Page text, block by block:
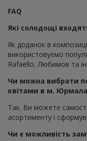
FAQ
Які солодощі
Як доданок в
використовуємо
Rafaello, Любимов та
Чи можна вибрати
квітами в м.
Так. Ви можете
асортименту і
Чи є можливість